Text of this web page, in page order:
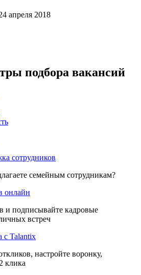
апреля 2018
подбора вакансий
сотрудников
семейным сотрудникам?
онлайн
и подписывайте кадровые
встреч
с Talantix
настройте воронку,
клика